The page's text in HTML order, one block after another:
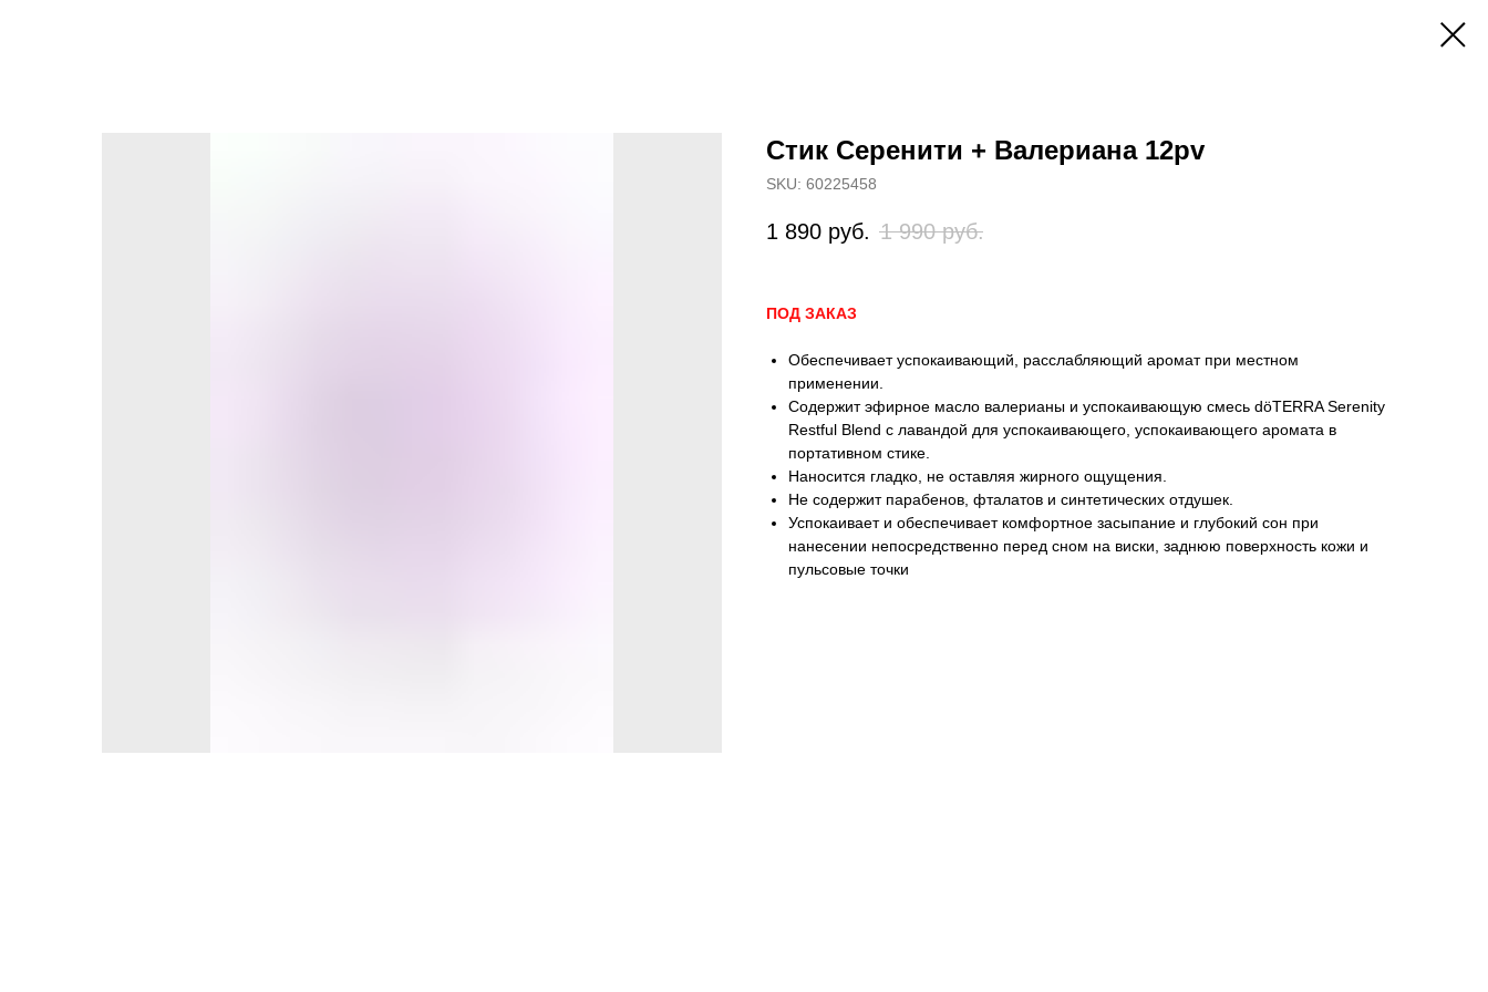
Стик Серенити + Валериана 12pv
SKU: 60225458
1 890 руб. 1 990 руб.
ПОД ЗАКАЗ
Обеспечивает успокаивающий, расслабляющий аромат при местном
применении.
Содержит эфирное масло валерианы и успокаивающую смесь döTERRA Serenity
Restful Blend с лавандой для успокаивающего, успокаивающего аромата в
портативном стике.
Наносится гладко, не оставляя жирного ощущения.
Не содержит парабенов, фталатов и синтетических отдушек.
Успокаивает и обеспечивает комфортное засыпание и глубокий сон при
нанесении непосредственно перед сном на виски, заднюю поверхность кожи и
пульсовые точки